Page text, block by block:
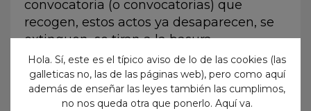
convocatoria (o convocatorias) que
recogen, estos actos ya desaparecen, se
extinguen, se tiran a la basura.
No se integran en el ordenamiento
jurídico con efectos erga omnes y
vigencia indefinida, como ocurre con los
Hola. Sí, este es el típico aviso de lo de las cookies (las
galleticas no, las de las páginas web), pero como aquí
además de enseñar las leyes también las cumplimos,
no nos queda otra que ponerlo. Aquí va.